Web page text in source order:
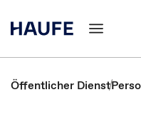
Öffentlicher Dienst